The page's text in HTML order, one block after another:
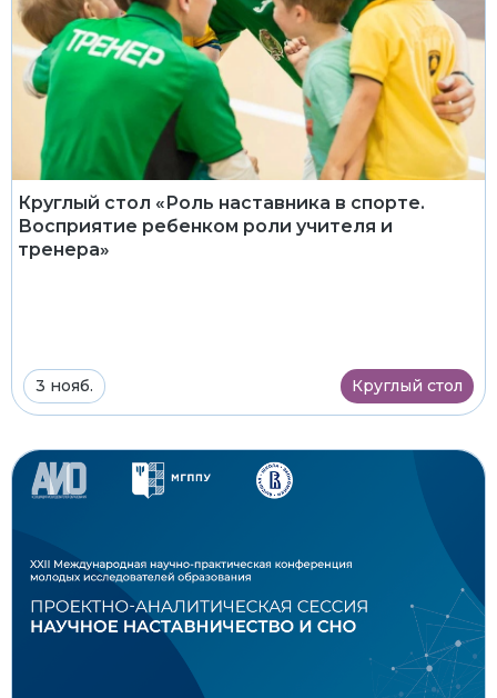
Круглый стол «Роль наставника в спорте.
Восприятие ребенком роли учителя и
тренера»
3 нояб. Круглый стол